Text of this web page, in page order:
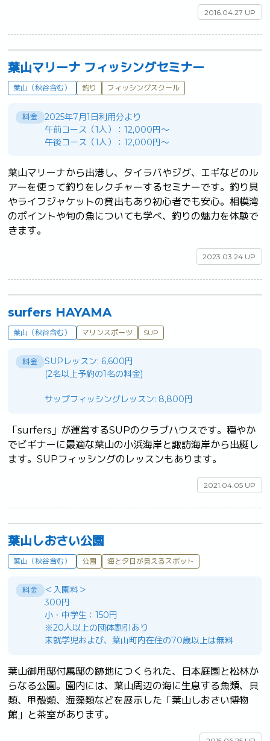
2016.04.27 UP
葉山マリーナ フィッシングセミナー
葉山（秋谷含む） 釣り フィッシングスクール
料金
2025年7月1日利用分より
午前コース（1人）：12,000円～
午後コース（1人）：12,000円～
葉山マリーナから出港し、タイラバやジグ、エギなどのル
アーを使って釣りをレクチャーするセミナーです。釣り具
やライフジャケットの貸出もあり初心者でも安心。相模湾
のポイントや旬の魚についても学べ、釣りの魅力を体験で
2023.03.24 UP
surfers HAYAMA
葉山（秋谷含む） マリンスポーツ SUP
料金
SUPレッスン: 6,600円
(2名以上予約の1名の料金)
サップフィッシングレッスン: 8,800円
「surfers」が運営するSUPのクラブハウスです。穏やか
でビギナーに最適な葉山の小浜海岸と諏訪海岸から出艇し
2021.04.05 UP
葉山しおさい公園
葉山（秋谷含む） 公園 海と夕日が見えるスポット
料金
＜入園料＞
300円
小・中学生：150円
※20人以上の団体割引あり
未就学児および、葉山町内在住の70歳以上は無料
葉山御用邸付属邸の跡地につくられた、日本庭園と松林か
らなる公園。園内には、葉山周辺の海に生息する魚類、貝
類、甲殻類、海藻類などを展示した「葉山しおさい博物